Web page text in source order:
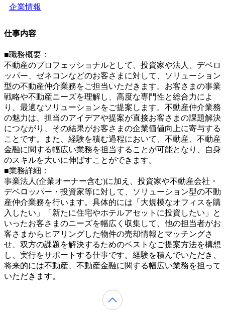
企業情報
仕事内容
■職務概要：
不動産のプロフェッショナルとして、投資家や法人、デベロ
ッパー、ゼネコンなどのお客さまに対して、ソリューション
型の不動産仲介業務をご担当いただきます。お客さまの事業
戦略や不動産ニーズを理解し、高度な専門性と総合力によ
り、最適なソリューションをご提案します。不動産仲介業務
の魅力は、担当のアイデアや提案が直接お客さまの課題解決
につながり、その結果がお客さまの企業価値向上に寄与する
ことです。また、経験を積む過程において、不動産、不動産
金融に関する幅広い業務を担当することが可能となり、自身
のスキルを大いに伸ばすことができます。
■業務詳細：
事業法人(企業オーナー含む)に加え、投資家や不動産会社・
デベロッパー・投資家等に対して、ソリューション型の不動
産仲介業務を行います。具体的には「大規模なオフィスを購
入したい」「新たに住宅やホテルアセットに投資したい」と
いったお客さまのニーズを幅広く収集して、他の担当者がお
客さまからヒアリングした物件の売却情報とマッチングさ
せ、双方の課題を解決するためのベストなご提案方法を構想
し、実行をサポートする仕事です。経験を積んでいただき、
将来的には不動産、不動産金融に関する幅広い業務を担って
いただきます。